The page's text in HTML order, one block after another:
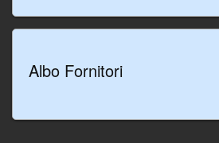
Albo Fornitori